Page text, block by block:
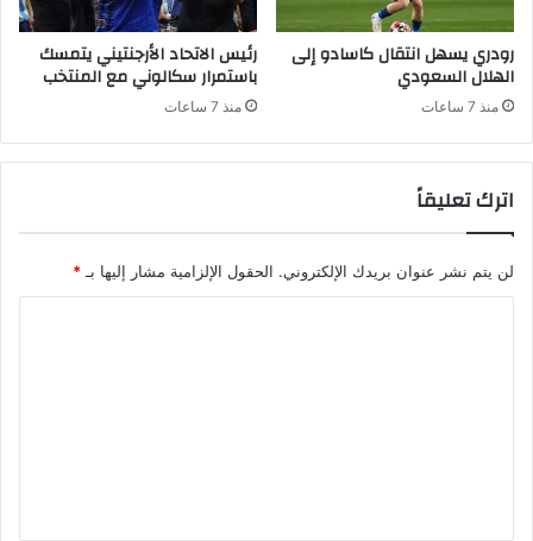
رودري يسهل انتقال كاسادو إلى
الهلال السعودي
منذ 7 ساعات
رئيس الاتحاد الأرجنتيني يتمسك
باستمرار سكالوني مع المنتخب
منذ 7 ساعات
اترك تعليقاً
لن يتم نشر عنوان بريدك الإلكتروني. الحقول الإلزامية مشار إليها بـ *